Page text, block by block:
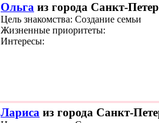
Ольга из города Санкт-
Цель знакомства: Создание семьи
Жизненные приоритеты:
Интересы:
Лариса из города Санкт-